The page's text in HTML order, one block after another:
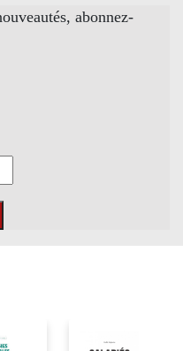
abonnez-